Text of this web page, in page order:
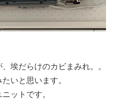
埃だらけのカビまみれ。。
いと思います。
ットです。